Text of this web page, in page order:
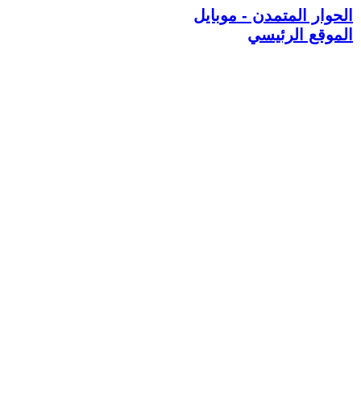
الحوار المتمدن - موبايل
الموقع الرئيسي